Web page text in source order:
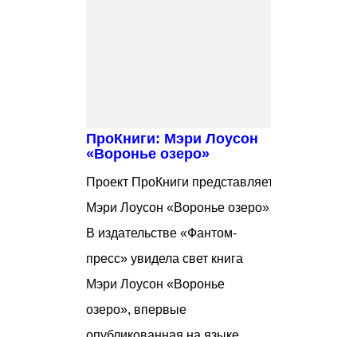
ПроКниги: Мэри Лоусон
«Воронье озеро»
Проект ПроКниги представляет:
Мэри Лоусон «Воронье озеро»
В издательстве «Фантом-
пресс» увидела свет книга
Мэри Лоусон «Воронье
озеро», впервые